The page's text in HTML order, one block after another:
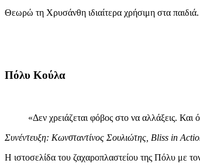
Θεωρώ τη Χρυσάνθη ιδιαίτερα χρήσιμη στα
Πόλυ Κούλα
«Δεν χρειάζεται φόβος στο να αλλάξεις. Και
Συνέντευξη: Κωνσταντίνος Σουλιώτης, Bliss in
Η ιστοσελίδα του ζαχαροπλαστείου της Πόλυ με